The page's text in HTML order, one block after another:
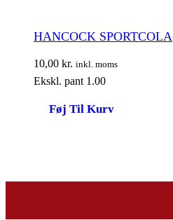
HANCOCK SPORTCOLA
10,00 kr. inkl. moms
Ekskl. pant 1.00
Føj Til Kurv